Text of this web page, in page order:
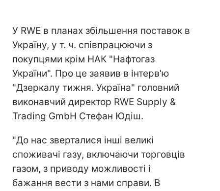
У RWE в планах збільшення поставок в
Україну, у т. ч. співпрацюючи з
покупцями крім НАК "Нафтогаз
України". Про це заявив в інтерв'ю
"Дзеркалу тижня. Україна" головний
виконавчий директор RWE Supply &
Trading GmbH Стефан Юдіш.
"До нас зверталися інші великі
споживачі газу, включаючи торговців
газом, з приводу можливості і
бажання вести з нами справи. В